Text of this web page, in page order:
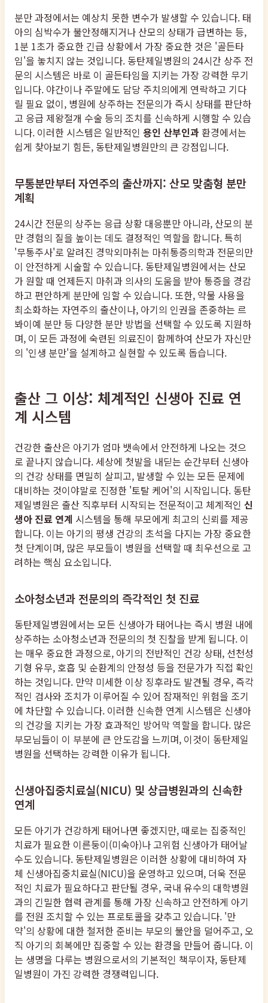
분만 과정에서는 예상치 못한 변수가 발생할 수 있습니다. 태
아의 심박수가 불안정해지거나 산모의 상태가 급변하는 등,
1분 1초가 중요한 긴급 상황에서 가장 중요한 것은 '골든타
임'을 놓치지 않는 것입니다. 동탄제일병원의 24시간 상주 전
문의 시스템은 바로 이 골든타임을 지키는 가장 강력한 무기
입니다. 야간이나 주말에도 담당 주치의에게 연락하고 기다
릴 필요 없이, 병원에 상주하는 전문의가 즉시 상태를 판단하
고 응급 제왕절개 수술 등의 조치를 신속하게 시행할 수 있습
니다. 이러한 시스템은 일반적인 용인 산부인과 환경에서는
쉽게 찾아보기 힘든, 동탄제일병원만의 큰 강점입니다.
무통분만부터 자연주의 출산까지: 산모 맞춤형 분만
계획
24시간 전문의 상주는 응급 상황 대응뿐만 아니라, 산모의 분
만 경험의 질을 높이는 데도 결정적인 역할을 합니다. 특히
'무통주사'로 알려진 경막외마취는 마취통증의학과 전문의만
이 안전하게 시술할 수 있습니다. 동탄제일병원에서는 산모
가 원할 때 언제든지 마취과 의사의 도움을 받아 통증을 경감
하고 편안하게 분만에 임할 수 있습니다. 또한, 약물 사용을
최소화하는 자연주의 출산이나, 아기의 인권을 존중하는 르
봐이예 분만 등 다양한 분만 방법을 선택할 수 있도록 지원하
며, 이 모든 과정에 숙련된 의료진이 함께하여 산모가 자신만
의 '인생 분만'을 설계하고 실현할 수 있도록 돕습니다.
출산 그 이상: 체계적인 신생아 진료 연
계 시스템
건강한 출산은 아기가 엄마 뱃속에서 안전하게 나오는 것으
로 끝나지 않습니다. 세상에 첫발을 내딛는 순간부터 신생아
의 건강 상태를 면밀히 살피고, 발생할 수 있는 모든 문제에
대비하는 것이야말로 진정한 '토탈 케어'의 시작입니다. 동탄
제일병원은 출산 직후부터 시작되는 전문적이고 체계적인 신
생아 진료 연계 시스템을 통해 부모에게 최고의 신뢰를 제공
합니다. 이는 아기의 평생 건강의 초석을 다지는 가장 중요한
첫 단계이며, 많은 부모들이 병원을 선택할 때 최우선으로 고
려하는 핵심 요소입니다.
소아청소년과 전문의의 즉각적인 첫 진료
동탄제일병원에서는 모든 신생아가 태어나는 즉시 병원 내에
상주하는 소아청소년과 전문의의 첫 진찰을 받게 됩니다. 이
는 매우 중요한 과정으로, 아기의 전반적인 건강 상태, 선천성
기형 유무, 호흡 및 순환계의 안정성 등을 전문가가 직접 확인
하는 것입니다. 만약 미세한 이상 징후라도 발견될 경우, 즉각
적인 검사와 조치가 이루어질 수 있어 잠재적인 위험을 조기
에 차단할 수 있습니다. 이러한 신속한 연계 시스템은 신생아
의 건강을 지키는 가장 효과적인 방어막 역할을 합니다. 많은
부모님들이 이 부분에 큰 안도감을 느끼며, 이것이 동탄제일
병원을 선택하는 강력한 이유가 됩니다.
신생아집중치료실(NICU) 및 상급병원과의 신속한
연계
모든 아기가 건강하게 태어나면 좋겠지만, 때로는 집중적인
치료가 필요한 이른둥이(미숙아)나 고위험 신생아가 태어날
수도 있습니다. 동탄제일병원은 이러한 상황에 대비하여 자
체 신생아집중치료실(NICU)을 운영하고 있으며, 더욱 전문
적인 치료가 필요하다고 판단될 경우, 국내 유수의 대학병원
과의 긴밀한 협력 관계를 통해 가장 신속하고 안전하게 아기
를 전원 조치할 수 있는 프로토콜을 갖추고 있습니다. '만
약'의 상황에 대한 철저한 준비는 부모의 불안을 덜어주고, 오
직 아기의 회복에만 집중할 수 있는 환경을 만들어 줍니다. 이
는 생명을 다루는 병원으로서의 기본적인 책무이자, 동탄제
일병원이 가진 강력한 경쟁력입니다.